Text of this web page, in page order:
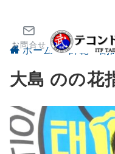
お問合せ
ホーム 師範・副
大島 のの花